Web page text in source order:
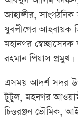
জাহাঙ্গীর,
যুবলীগের আহবায়ক
মহানগর
রহমান পিয়াস প্রমুখ।
এসময় আদর্শ সদর
টুটুুল, মহনগর
চিত্তরঞ্জন ভৌমিক,